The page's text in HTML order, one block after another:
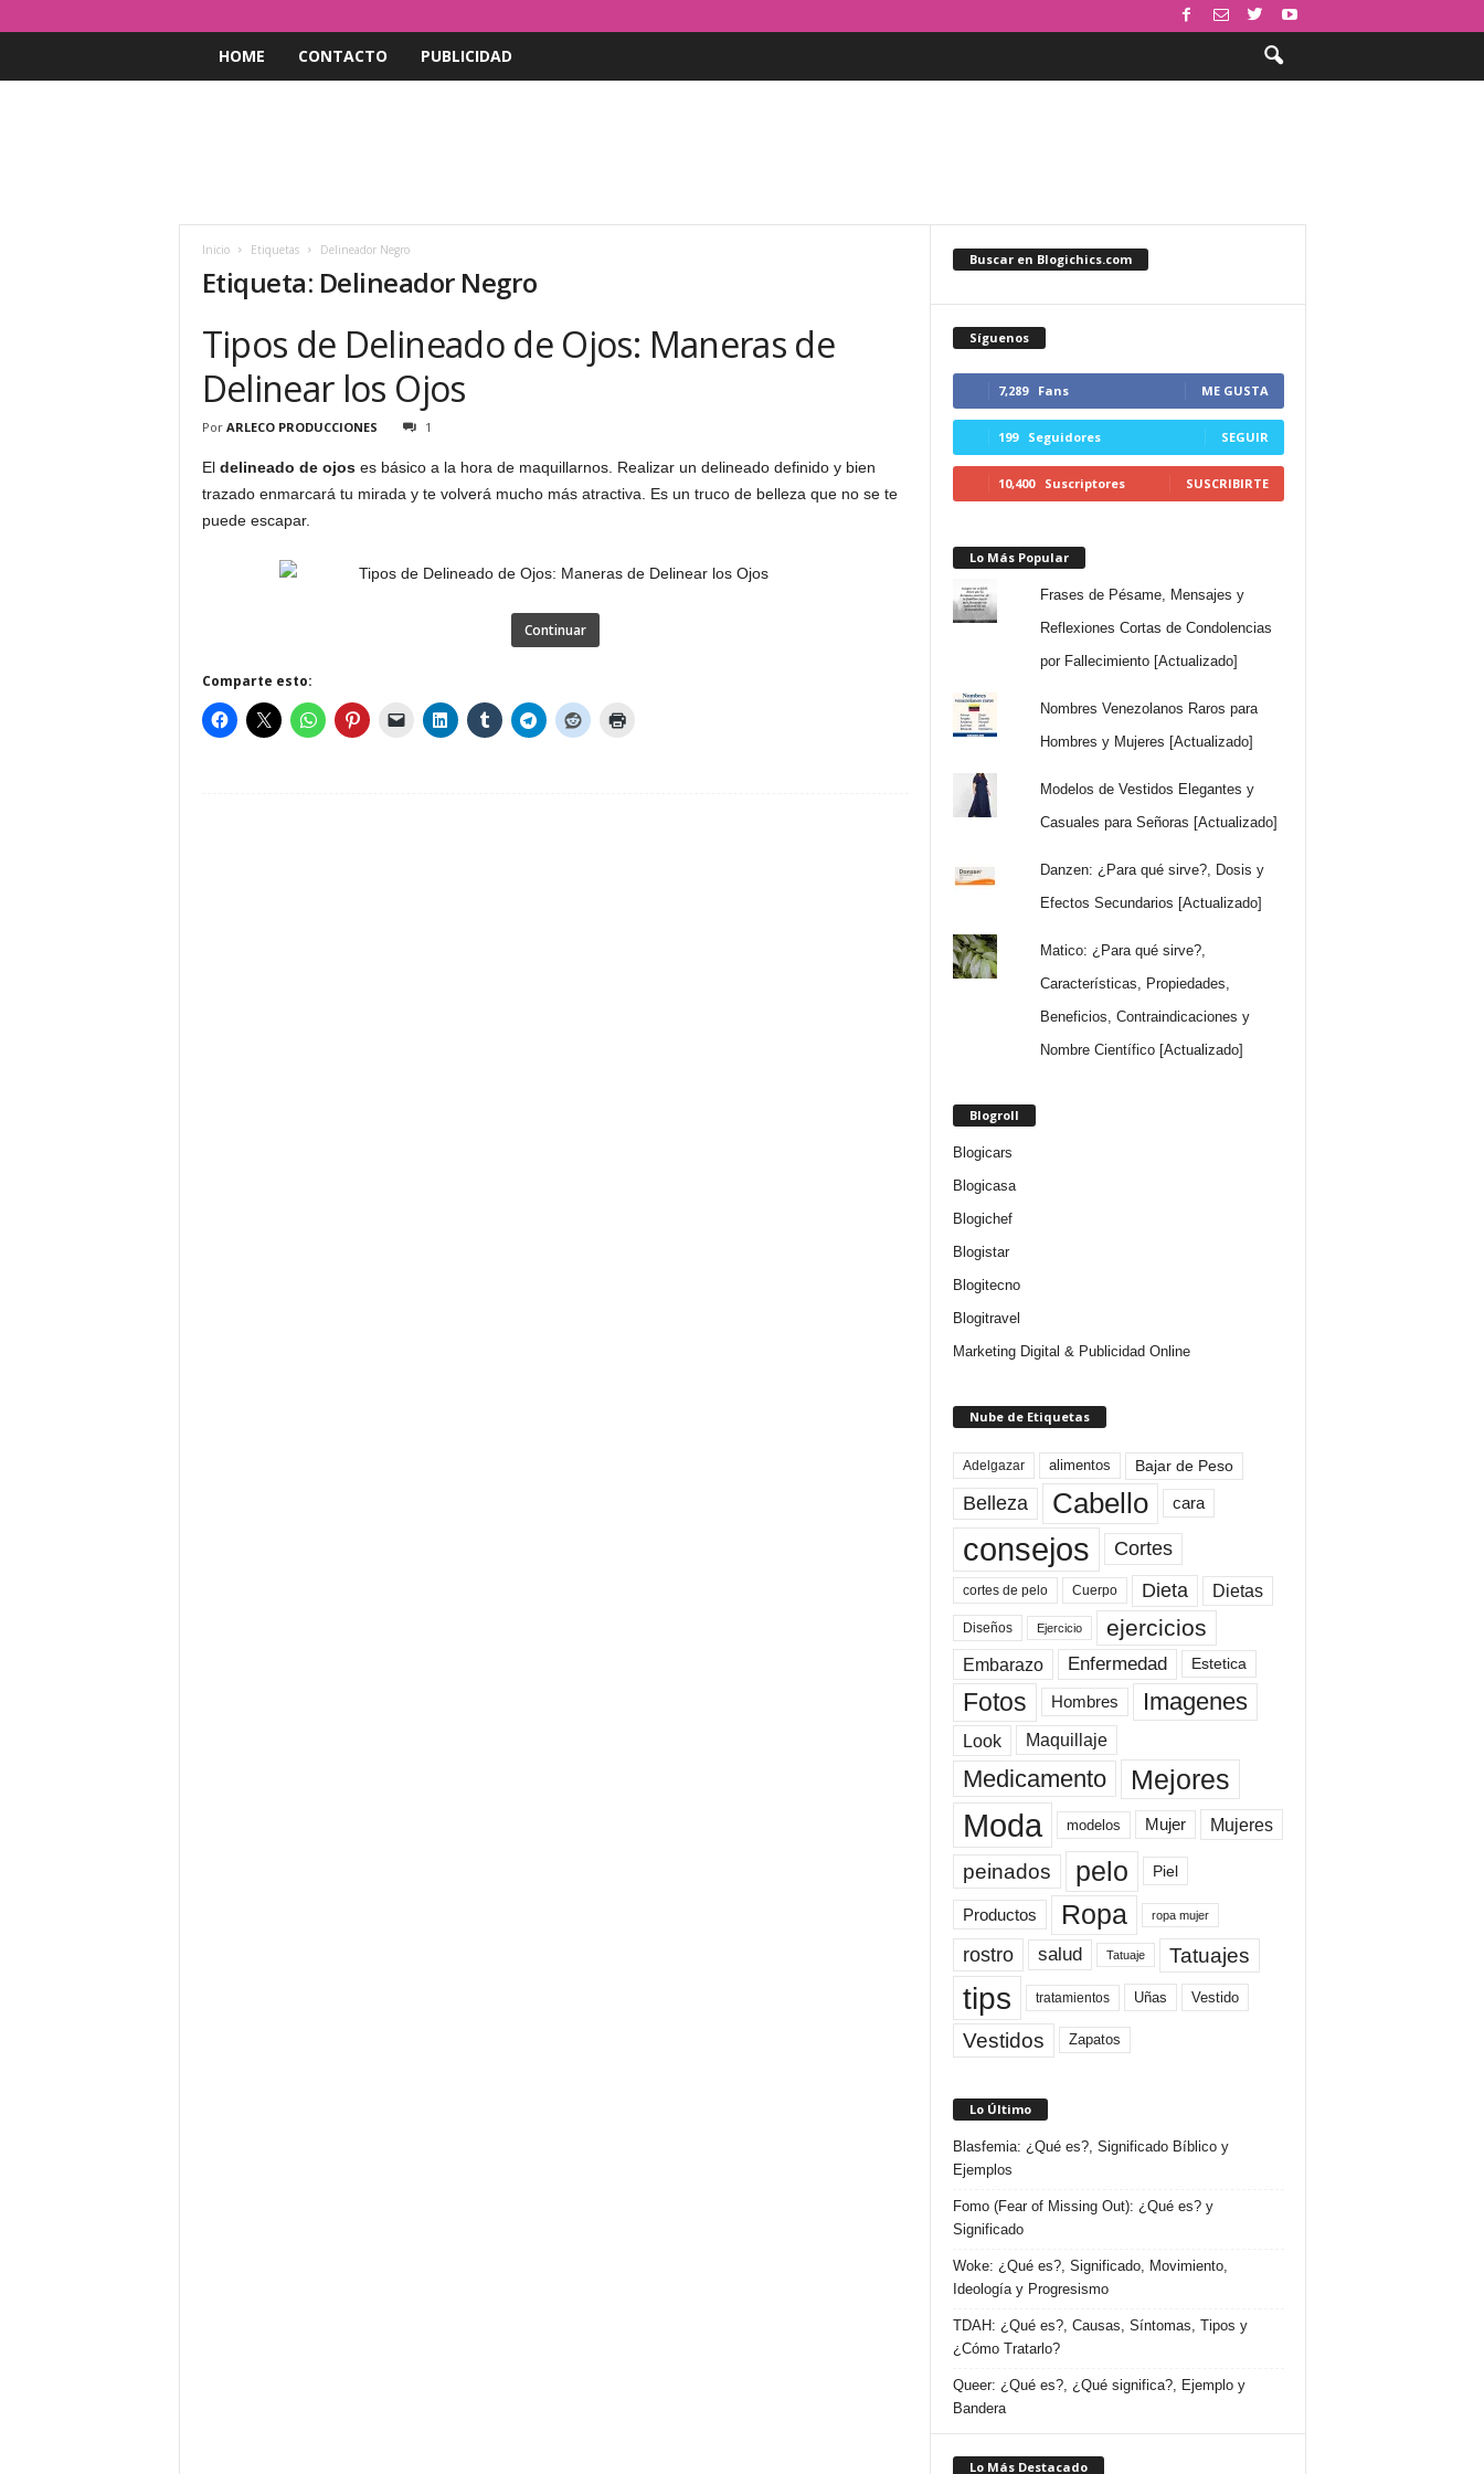
HOME CONTACTO PUBLICIDAD
Inicio Etiquetas Delineador Negro
Etiqueta: Delineador Negro
Tipos de Delineado de Ojos: Maneras de
Delinear los Ojos
Por ARLECO PRODUCCIONES 1
El delineado de ojoses básico a la hora de maquillarnos. Realizar un delineado definido y bien
trazado enmarcará tu mirada y te volverá mucho más atractiva. Es un truco de belleza que no se te
puede escapar.
Continuar
Comparte esto:
Buscar en Blogichics.com
Síguenos
7,289 Fans ME GUSTA
199 Seguidores SEGUIR
10,400 Suscriptores SUSCRIBIRTE
Lo Más Popular
Frases de Pésame, Mensajes y
Reflexiones Cortas de Condolencias
por Fallecimiento [Actualizado]
Nombres Venezolanos Raros para
Hombres y Mujeres [Actualizado]
Modelos de Vestidos Elegantes y
Casuales para Señoras [Actualizado]
Danzen: ¿Para qué sirve?, Dosis y
Efectos Secundarios [Actualizado]
Matico: ¿Para qué sirve?,
Características, Propiedades,
Beneficios, Contraindicaciones y
Nombre Científico [Actualizado]
Blogroll
Blogicars
Blogicasa
Blogichef
Blogistar
Blogitecno
Blogitravel
Marketing Digital & Publicidad Online
Nube de Etiquetas
Adelgazar alimentos Bajar de Peso
Belleza Cabello cara
consejos Cortes
cortes de pelo Cuerpo Dieta Dietas
Diseños Ejercicio ejercicios
Embarazo Enfermedad Estetica
Fotos Hombres Imagenes
Look Maquillaje
Medicamento Mejores
Moda modelos Mujer Mujeres
peinados pelo Piel
Productos Ropa ropa mujer
rostro salud Tatuaje Tatuajes
tips tratamientos Uñas Vestido
Vestidos Zapatos
Lo Último
Blasfemia: ¿Qué es?, Significado Bíblico y
Ejemplos
Fomo (Fear of Missing Out): ¿Qué es? y
Significado
Woke: ¿Qué es?, Significado, Movimiento,
Ideología y Progresismo
TDAH: ¿Qué es?, Causas, Síntomas, Tipos y
¿Cómo Tratarlo?
Queer: ¿Qué es?, ¿Qué significa?, Ejemplo y
Bandera
Lo Más Destacado